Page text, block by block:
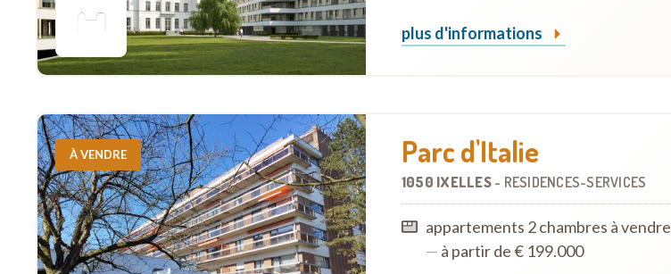
plus d'informations
À VENDRE Parc d'Italie
1050 IXELLES - RÉSIDENCES-SERVICES
appartements 2 chambres à vendre
— à partir de € 199.000